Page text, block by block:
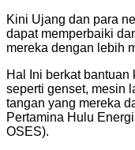
Kini Ujang dan para
dapat memperbaiki
mereka dengan lebih
Hal Ini berkat
seperti genset, mesin
tangan yang mereka
Pertamina Hulu
OSES).